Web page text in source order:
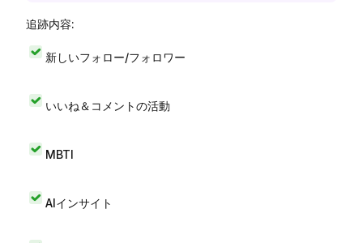
追跡内容:
新しいフォロー/フォロワー
いいね＆コメントの活動
MBTI
AIインサイト